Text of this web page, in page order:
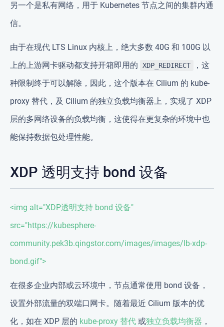
另一个是私有网络，用于 Kubernetes 节点之间的集群内通
信。
由于在现代 LTS Linux 内核上，绝大多数 40G 和 100G 以
上的上游网卡驱动都支持开箱即用的
XDP_REDIRECT
，这
种限制终于可以解除，因此，这个版本在 Cilium 的 kube-
proxy 替代，及 Cilium 的独立负载均衡器上，实现了 XDP
层的多网络设备的负载均衡，这使得在更复杂的环境中也
能保持数据包处理性能。
XDP 透明支持 bond 设备
<img alt="XDP透明支持 bond 设备"
src="https://kubesphere-
community.pek3b.qingstor.com/images/images/lb-xdp-
bond.gif">
在很多企业内部或云环境中，节点通常使用 bond 设备，
设置外部流量的双端口网卡。随着最近 Cilium 版本的优
化，如在 XDP 层的 kube-proxy 替代 或独立负载均衡器 ，